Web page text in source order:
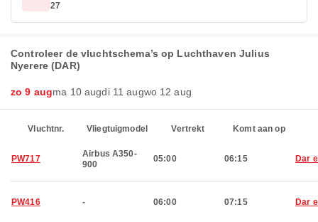
27
Controleer de vluchtschema’s op Luchthaven Julius
Nyerere (DAR)
zo 9 augma 10 augdi 11 augwo 12 aug
Vluchtnr. Vliegtuigmodel Vertrekt Komt aan op
PW717
Airbus A350-
900
05:00 06:15 Dar
PW416 - 06:00 07:15 Dar